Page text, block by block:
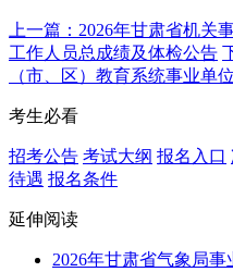
上一篇：2026年甘肃省机关
工作人员总成绩及体检公告
（市、区）教育系统事业单
考生必看
招考公告 考试大纲 报名入口
待遇 报名条件
延伸阅读
2026年甘肃省气象局